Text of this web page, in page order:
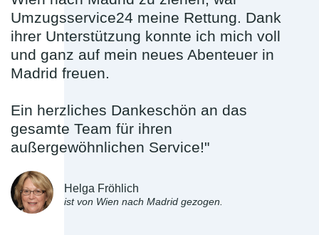
Umzugsservice24 meine Rettung. Dank
ihrer Unterstützung konnte ich mich voll
und ganz auf mein neues Abenteuer in
Madrid freuen.
Ein herzliches Dankeschön an das
gesamte Team für ihren
außergewöhnlichen Service!"
Helga Fröhlich
ist von Wien nach Madrid gezogen.